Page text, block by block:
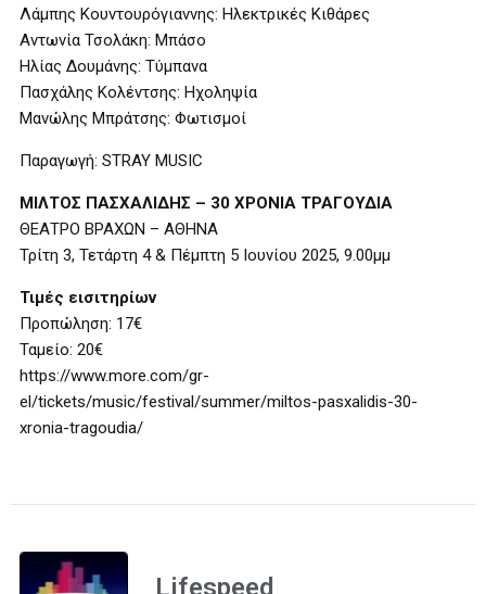
Λάμπης Κουντουρόγιαννης: Ηλεκτρικές Κιθάρες
Αντωνία Τσολάκη: Μπάσο
Ηλίας Δουμάνης: Τύμπανα
Πασχάλης Κολέντσης: Ηχοληψία
Μανώλης Μπράτσης: Φωτισμοί
Παραγωγή: STRAY MUSIC
ΜΙΛΤΟΣ ΠΑΣΧΑΛΙΔΗΣ – 30 ΧΡΟΝΙΑ ΤΡΑΓΟΥΔΙΑ
ΘΕΑΤΡΟ ΒΡΑΧΩΝ – ΑΘΗΝΑ
Τρίτη 3, Τετάρτη 4 & Πέμπτη 5 Ιουνίου 2025, 9.00μμ
Τιμές εισιτηρίων
Προπώληση: 17€
Ταμείο: 20€
https://www.more.com/gr-
el/tickets/music/festival/summer/miltos-pasxalidis-30-
xronia-tragoudia/
Lifespeed